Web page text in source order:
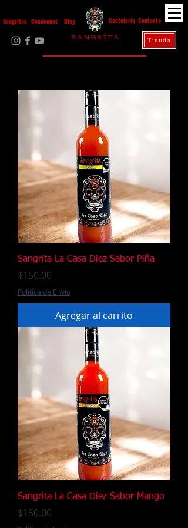
Sangritas Conócenos Contacto
Blog Coctelería
Tienda
S A N G R I T A
Sangrita La Casa Diez Sabor Piña
Precio
$150.00
Política de Envío
Agregar al carrito
Sangrita La Casa Diez Sabor Mango
Precio
$150.00